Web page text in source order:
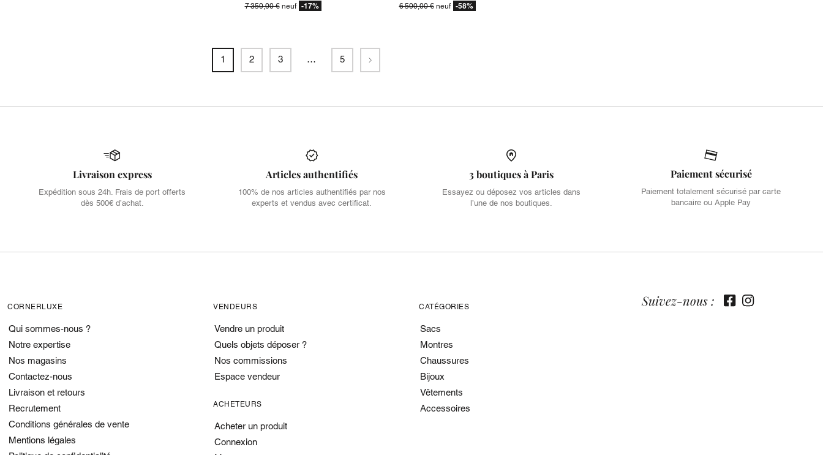
7 350,00 €neuf -17% 6 500,00 €neuf -58%
1 2 3 … 5 Suivant
Livraison express
Expédition sous 24h. Frais de port offerts
dès 500€ d’achat.
Articles authentifiés
100% de nos articles authentifiés par nos
experts et vendus avec certificat.
3 boutiques à Paris
Essayez ou déposez vos articles dans
l’une de nos boutiques.
Paiement sécurisé
Paiement totalement sécurisé par carte
bancaire ou Apple Pay
CORNERLUXE
Qui sommes-nous ?
Notre expertise
Nos magasins
Contactez-nous
Livraison et retours
Recrutement
Conditions générales de vente
Mentions légales
VENDEURS
Vendre un produit
Quels objets déposer ?
Nos commissions
Espace vendeur
ACHETEURS
Acheter un produit
Connexion
CATÉGORIES
Sacs
Montres
Chaussures
Bijoux
Vêtements
Accessoires
Suivez-nous :